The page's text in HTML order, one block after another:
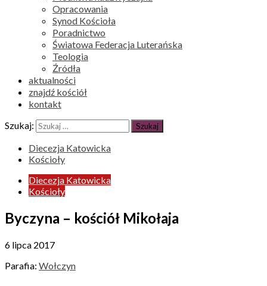
Opracowania
Synod Kościoła
Poradnictwo
Światowa Federacja Luterańska
Teologia
Źródła
aktualności
znajdź kościół
kontakt
Szukaj:
Diecezja Katowicka
Kościoły
Diecezja Katowicka
Kościoły
Byczyna – kościół Mikołaja
6 lipca 2017
Parafia: Wołczyn